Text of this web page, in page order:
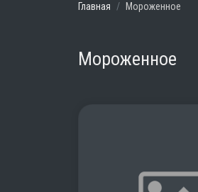
Главная Мороженное
Мороженное